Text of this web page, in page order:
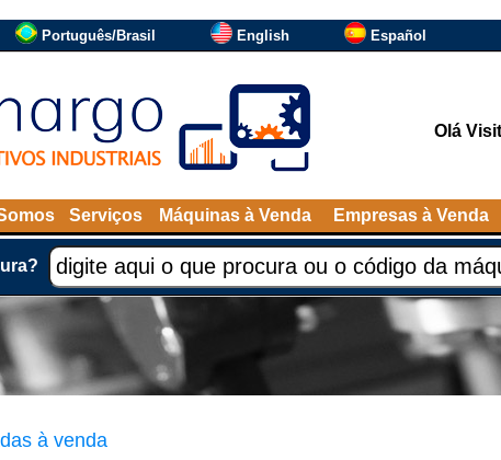
Português/Brasil English Español
Olá
Serviços Máquinas à Venda Empresas à Venda
à venda